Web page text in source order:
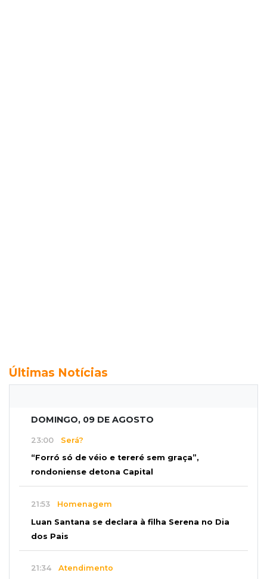
Últimas Notícias
DOMINGO, 09 DE AGOSTO
23:00 Será?
“Forró só de véio e tereré sem graça”,
rondoniense detona Capital
21:53 Homenagem
Luan Santana se declara à filha Serena no Dia
dos Pais
21:34 Atendimento